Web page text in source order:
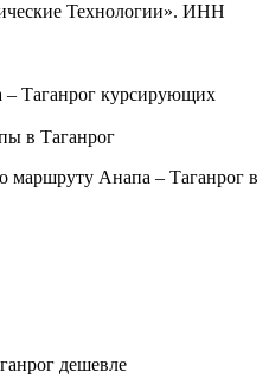
Технологии». ИНН
Таганрог курсирующих
в Таганрог
Анапа – Таганрог в
дешевле